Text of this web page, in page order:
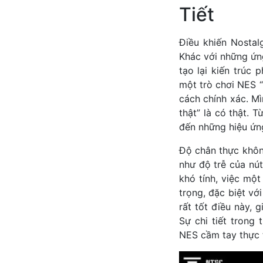
Tiết
Điều khiến
Khác với những
tạo lại kiến trúc
một trò chơi NES
cách chính xác.
thật” là có thật.
đến những hiệu
Độ chân thực
như độ trễ của
khó tính, việc
trọng, đặc biệt với
rất tốt điều này,
Sự chi tiết trong
NES cầm tay